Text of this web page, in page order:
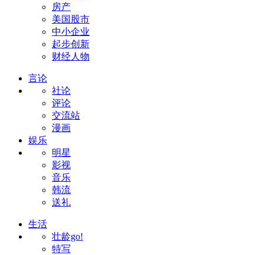
房产
美国股市
中小企业
起步创新
财经人物
言论
社论
评论
交流站
漫画
娱乐
明星
影视
音乐
韩流
送礼
生活
壮龄go!
特写